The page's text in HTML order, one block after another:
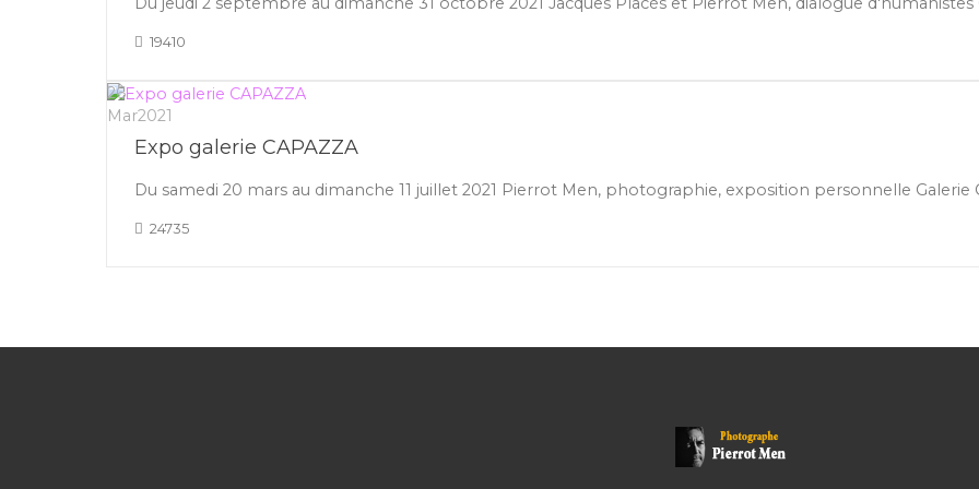
19410
26
Mar2021
Expo galerie CAPAZZA
Du samedi 20 mars au dimanche 11 juillet 2021 Pierrot Men, photographie, exposition personnelle Galerie
24735